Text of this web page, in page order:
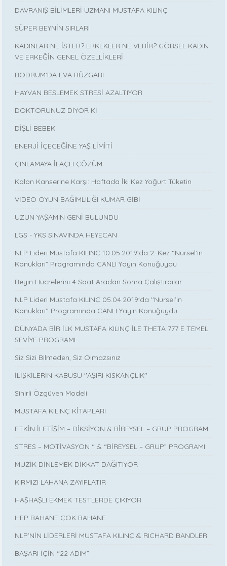
DAVRANIŞ BİLİMLERİ UZMANI MUSTAFA KILINÇ
SÜPER BEYNİN SIRLARI
KADINLAR NE İSTER? ERKEKLER NE VERİR? GÖRSEL KADIN
VE ERKEĞİN GENEL ÖZELLİKLERİ
BODRUM’DA EVA RÜZGARI
HAYVAN BESLEMEK STRESİ AZALTIYOR
DOKTORUNUZ DİYOR Kİ
DİŞLİ BEBEK
ENERJİ İÇECEĞİNE YAŞ LİMİTİ
ÇINLAMAYA İLAÇLI ÇÖZÜM
Kolon Kanserine Karşı: Haftada İki Kez Yoğurt Tüketin
VİDEO OYUN BAĞIMLILIĞI KUMAR GİBİ
UZUN YAŞAMIN GENİ BULUNDU
LGS - YKS SINAVINDA HEYECAN
NLP Lideri Mustafa KILINÇ 10.05.2019’da 2. Kez “Nursel’in
Konukları” Programında CANLI Yayın Konuğuydu
Beyin Hücrelerini 4 Saat Aradan Sonra Çalıştırdılar
NLP Lideri Mustafa KILINÇ 05.04.2019'da ''Nursel’in
Konukları'' Programında CANLI Yayın Konuğuydu
DÜNYADA BİR İLK MUSTAFA KILINÇ İLE THETA 777 E TEMEL
SEVİYE PROGRAMI
Siz Sizi Bilmeden, Siz Olmazsınız
İLİŞKİLERİN KABUSU ''AŞIRI KISKANÇLIK''
Sihirli Özgüven Modeli
MUSTAFA KILINÇ KİTAPLARI
ETKİN İLETİŞİM – DİKSİYON & BİREYSEL – GRUP PROGRAMI
STRES – MOTİVASYON “ & “BİREYSEL – GRUP” PROGRAMI
MÜZİK DİNLEMEK DİKKAT DAĞITIYOR
KIRMIZI LAHANA ZAYIFLATIR
HAŞHAŞLI EKMEK TESTLERDE ÇIKIYOR
HEP BAHANE ÇOK BAHANE
NLP’NİN LİDERLERİ MUSTAFA KILINÇ & RICHARD BANDLER
BAŞARI İÇİN “22 ADIM”